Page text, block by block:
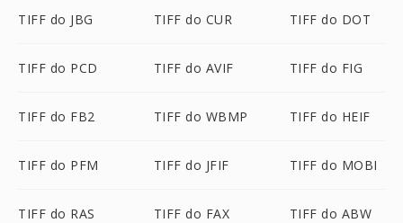
TIFF do JBG TIFF do CUR TIFF do DOT
TIFF do PCD TIFF do AVIF TIFF do FIG
TIFF do FB2 TIFF do WBMP TIFF do HEIF
TIFF do PFM TIFF do JFIF TIFF do MOBI
TIFF do RAS TIFF do FAX TIFF do ABW